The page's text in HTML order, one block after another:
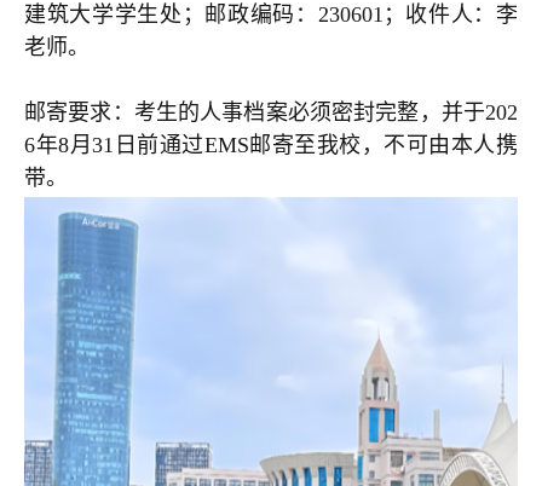
建筑大学学生处；邮政编码：230601；收件人：李
老师。
邮寄要求：考生的人事档案必须密封完整，并于202
6年8月31日前通过EMS邮寄至我校，不可由本人携
带。